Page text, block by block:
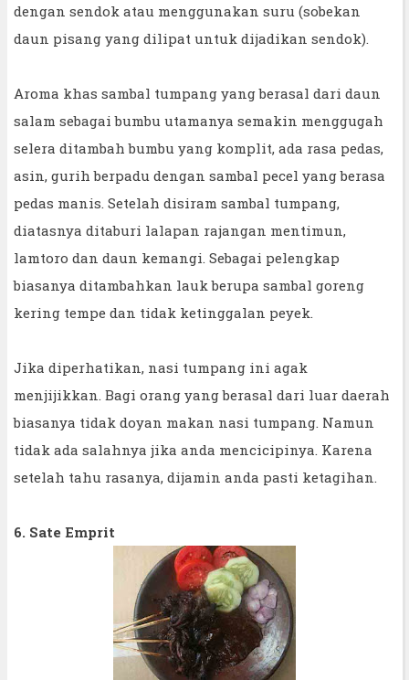
dengan sendok atau menggunakan suru (sobekan
daun pisang yang dilipat untuk dijadikan sendok).
Aroma khas sambal tumpang yang berasal dari daun
salam sebagai bumbu utamanya semakin menggugah
selera ditambah bumbu yang komplit, ada rasa pedas,
asin, gurih berpadu dengan sambal pecel yang berasa
pedas manis. Setelah disiram sambal tumpang,
diatasnya ditaburi lalapan rajangan mentimun,
lamtoro dan daun kemangi. Sebagai pelengkap
biasanya ditambahkan lauk berupa sambal goreng
kering tempe dan tidak ketinggalan peyek.
Jika diperhatikan, nasi tumpang ini agak
menjijikkan. Bagi orang yang berasal dari luar daerah
biasanya tidak doyan makan nasi tumpang. Namun
tidak ada salahnya jika anda mencicipinya. Karena
setelah tahu rasanya, dijamin anda pasti ketagihan.
6. Sate Emprit